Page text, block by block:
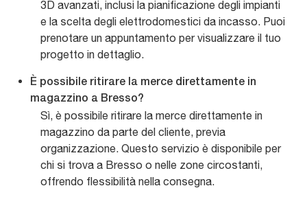
3D avanzati, inclusi la pianificazione degli impianti
e la scelta degli elettrodomestici da incasso. Puoi
prenotare un appuntamento per visualizzare il tuo
progetto in dettaglio.
È possibile ritirare la merce direttamente in
magazzino a Bresso?
Sì, è possibile ritirare la merce direttamente in
magazzino da parte del cliente, previa
organizzazione. Questo servizio è disponibile per
chi si trova a Bresso o nelle zone circostanti,
offrendo flessibilità nella consegna.